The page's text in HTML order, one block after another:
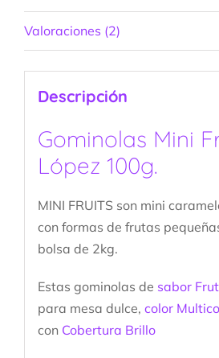
Valoraciones (2)
Descripción
Gominolas Mini
López 100g.
MINI FRUITS son mini
con formas de frutas
bolsa de 2kg.
Estas gominolas de sabor
para mesa dulce, color
con Cobertura Brillo